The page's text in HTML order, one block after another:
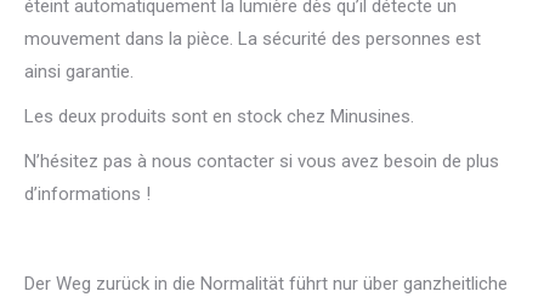
éteint automatiquement la lumière dès qu’il détecte un
mouvement dans la pièce. La sécurité des personnes est
ainsi garantie.
Les deux produits sont en stock chez Minusines.
N’hésitez pas à nous contacter si vous avez besoin de plus
d’informations !
Der Weg zurück in die Normalität führt nur über ganzheitliche